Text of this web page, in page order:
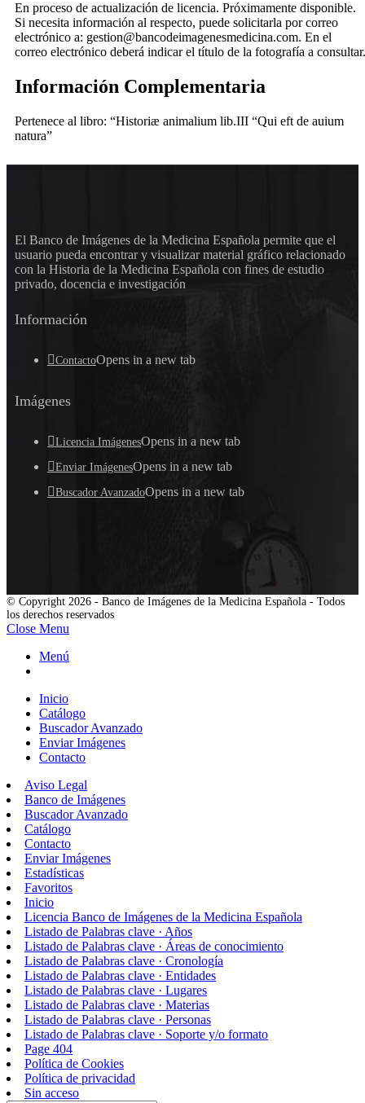
En proceso de actualización de licencia. Próximamente disponible.
Si necesita información al respecto, puede solicitarla por correo
electrónico a: gestion@bancodeimagenesmedicina.com. En el
correo electrónico deberá indicar el título de la fotografía a consultar.
Información Complementaria
Pertenece al libro: “Historiæ animalium lib.III “Qui eft de auium
natura”
El Banco de Imágenes de la Medicina Española permite que el
usuario pueda encontrar y visualizar material gráfico relacionado
con la Historia de la Medicina Española con fines de estudio
privado, docencia e investigación
Información
ContactoOpens in a new tab
Imágenes
Licencia ImágenesOpens in a new tab
Enviar ImágenesOpens in a new tab
Buscador AvanzadoOpens in a new tab
© Copyright 2026 - Banco de Imágenes de la Medicina Española - Todos
los derechos reservados
Close Menu
Menú
Inicio
Catálogo
Buscador Avanzado
Enviar Imágenes
Contacto
Aviso Legal
Banco de Imágenes
Buscador Avanzado
Catálogo
Contacto
Enviar Imágenes
Estadísticas
Favoritos
Inicio
Licencia Banco de Imágenes de la Medicina Española
Listado de Palabras clave · Años
Listado de Palabras clave · Áreas de conocimiento
Listado de Palabras clave · Cronología
Listado de Palabras clave · Entidades
Listado de Palabras clave · Lugares
Listado de Palabras clave · Materias
Listado de Palabras clave · Personas
Listado de Palabras clave · Soporte y/o formato
Page 404
Política de Cookies
Política de privacidad
Sin acceso